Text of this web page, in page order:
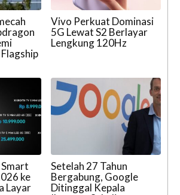
Vivo Perkuat Dominasi
5G Lewat S2 Berlayar
Lengkung 120Hz
ke
Layar
Setelah 27 Tahun
Bergabung, Google
Ditinggal Kepala